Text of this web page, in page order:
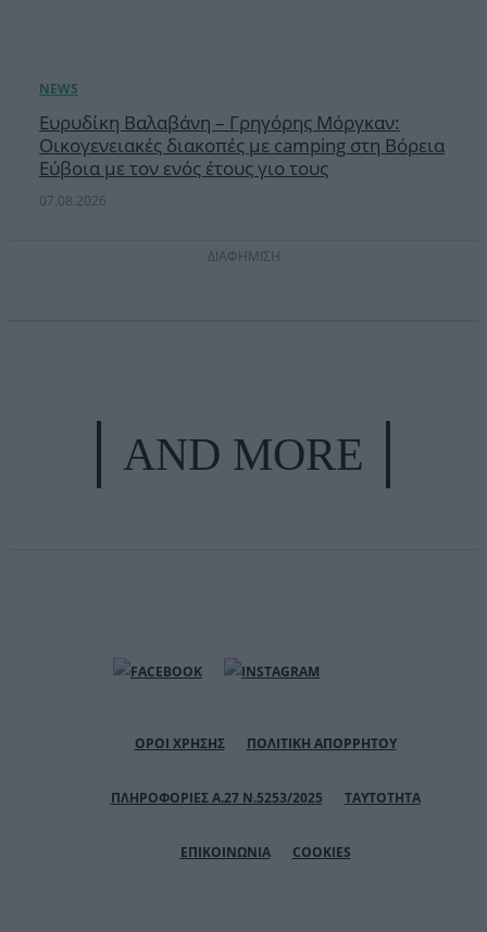
Ευρυδίκη Βαλαβάνη – Γρηγόρης Μόργκαν:
Οικογενειακές διακοπές με camping στη Βόρεια
Εύβοια με τον ενός έτους γιο τους
07.08.2026
ΔΙΑΦΗΜΙΣΗ
AND MORE
ΟΡΟΙ ΧΡΗΣΗΣ ΠΟΛΙΤΙΚΗ ΑΠΟΡΡΗΤΟΥ
ΠΛΗΡΟΦΟΡΙΕΣ Α.27 Ν.5253/2025 ΤΑΥΤΟΤΗΤΑ
ΕΠΙΚΟΙΝΩΝΙΑ COOKIES